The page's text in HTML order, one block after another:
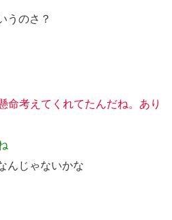
うのさ？
考えてくれてたんだね。あり
んじゃないかな